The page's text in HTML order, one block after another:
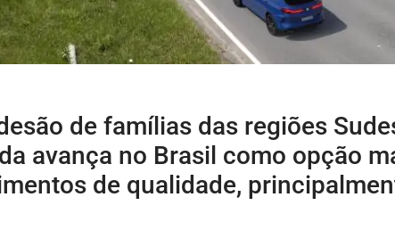
de famílias das regiões
avança no Brasil como opção
de qualidade,